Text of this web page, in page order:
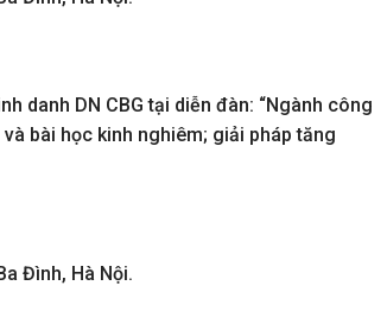
danh DN CBG tại diễn đàn: “Ngành công
bài học kinh nghiêm; giải pháp tăng
Đình, Hà Nội.